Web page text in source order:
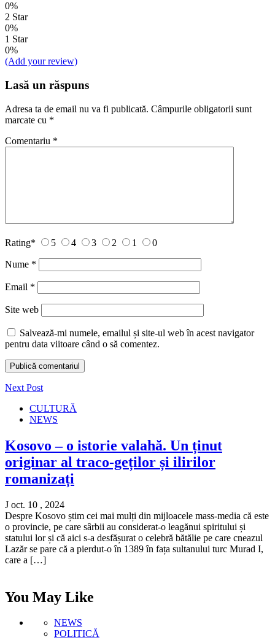
0%
2 Star
0%
1 Star
0%
(Add your review)
Lasă un răspuns
Adresa ta de email nu va fi publicată. Câmpurile obligatorii sunt
marcate cu *
Comentariu *
Rating* 5 4 3 2 1 0
Nume *
Email *
Site web
Salvează-mi numele, emailul și site-ul web în acest navigator
pentru data viitoare când o să comentez.
Next Post
CULTURĂ
NEWS
Kosovo – o istorie valahă. Un ținut
originar al traco-geților și ilirilor
romanizați
J oct. 10 , 2024
Despre Kosovo știm cei mai mulți din mijloacele mass-media că este
o provincie, pe care sârbii au considerat-o leagănui spiritului și
statului lor și că aici s-a desfășurat o celebră bătălie pe care cneazul
Lazăr se pare că a pierdut-o în 1389 în fața sultanului turc Murad I,
care a […]
You May Like
NEWS
POLITICĂ